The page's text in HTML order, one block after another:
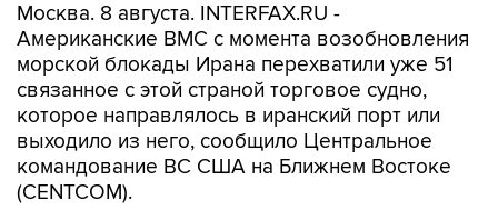
Москва. 8 августа. INTERFAX.RU -
Американские ВМС с момента возобновления
морской блокады Ирана перехватили уже 51
связанное с этой страной торговое судно,
которое направлялось в иранский порт или
выходило из него, сообщило Центральное
командование ВС США на Ближнем Востоке
(CENTCOM).